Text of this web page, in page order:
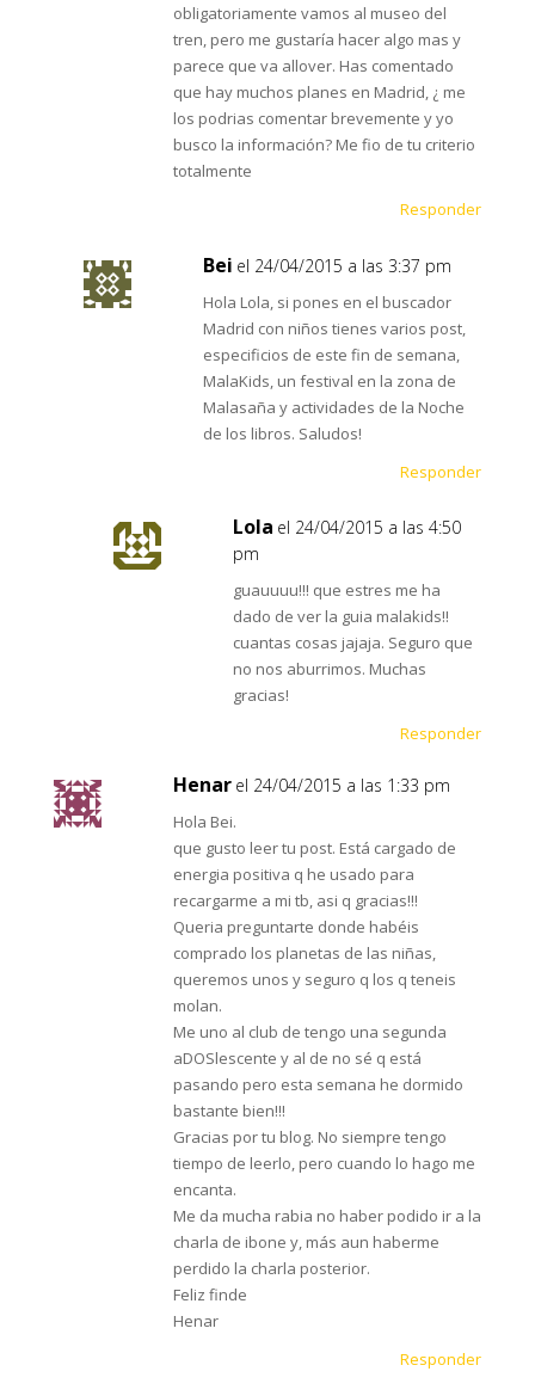
obligatoriamente vamos al museo del
tren, pero me gustaría hacer algo mas y
parece que va allover. Has comentado
que hay muchos planes en Madrid, ¿ me
los podrias comentar brevemente y yo
busco la información? Me fio de tu criterio
totalmente
Responder
Bei el 24/04/2015 a las 3:37 pm
Hola Lola, si pones en el buscador
Madrid con niños tienes varios post,
especificios de este fin de semana,
MalaKids, un festival en la zona de
Malasaña y actividades de la Noche
de los libros. Saludos!
Responder
Lola el 24/04/2015 a las 4:50
pm
guauuuu!!! que estres me ha
dado de ver la guia malakids!!
cuantas cosas jajaja. Seguro que
no nos aburrimos. Muchas
gracias!
Responder
Henar el 24/04/2015 a las 1:33 pm
Hola Bei.
que gusto leer tu post. Está cargado de
energia positiva q he usado para
recargarme a mi tb, asi q gracias!!!
Queria preguntarte donde habéis
comprado los planetas de las niñas,
queremos unos y seguro q los q teneis
molan.
Me uno al club de tengo una segunda
aDOSlescente y al de no sé q está
pasando pero esta semana he dormido
bastante bien!!!
Gracias por tu blog. No siempre tengo
tiempo de leerlo, pero cuando lo hago me
encanta.
Me da mucha rabia no haber podido ir a la
charla de ibone y, más aun haberme
perdido la charla posterior.
Feliz finde
Henar
Responder